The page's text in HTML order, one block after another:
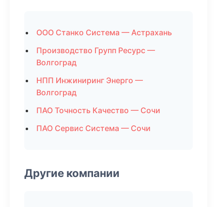
ООО Станко Система — Астрахань
Производство Групп Ресурс —
Волгоград
НПП Инжиниринг Энерго —
Волгоград
ПАО Точность Качество — Сочи
ПАО Сервис Система — Сочи
Другие компании